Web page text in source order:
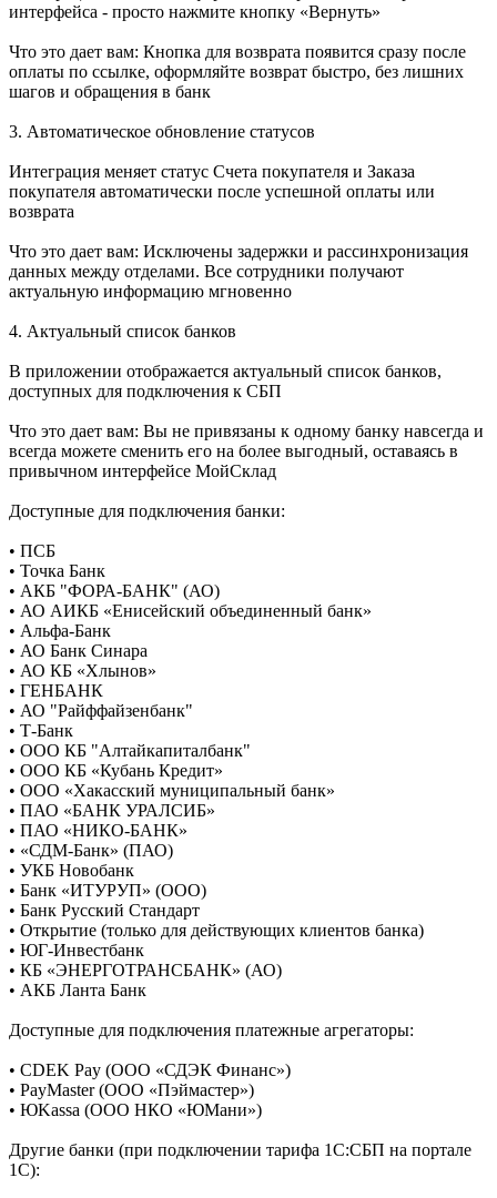
интерфейса - просто нажмите кнопку «Вернуть»
Что это дает вам: Кнопка для возврата появится сразу после
оплаты по ссылке, оформляйте возврат быстро, без лишних
шагов и обращения в банк
3. Автоматическое обновление статусов
Интеграция меняет статус Счета покупателя и Заказа
покупателя автоматически после успешной оплаты или
возврата
Что это дает вам: Исключены задержки и рассинхронизация
данных между отделами. Все сотрудники получают
актуальную информацию мгновенно
4. Актуальный список банков
В приложении отображается актуальный список банков,
доступных для подключения к СБП
Что это дает вам: Вы не привязаны к одному банку навсегда и
всегда можете сменить его на более выгодный, оставаясь в
привычном интерфейсе МойСклад
Доступные для подключения банки:
• ПСБ
• Точка Банк
• АКБ "ФОРА-БАНК" (АО)
• АО АИКБ «Енисейский объединенный банк»
• Альфа-Банк
• АО Банк Синара
• АО КБ «Хлынов»
• ГЕНБАНК
• АО "Райффайзенбанк"
• Т-Банк
• ООО КБ "Алтайкапиталбанк"
• ООО КБ «Кубань Кредит»
• ООО «Хакасский муниципальный банк»
• ПАО «БАНК УРАЛСИБ»
• ПАО «НИКО-БАНК»
• «СДМ-Банк» (ПАО)
• УКБ Новобанк
• Банк «ИТУРУП» (ООО)
• Банк Русский Стандарт
• Открытие (только для действующих клиентов банка)
• ЮГ-Инвестбанк
• КБ «ЭНЕРГОТРАНСБАНК» (АО)
• АКБ Ланта Банк
Доступные для подключения платежные агрегаторы:
• CDEK Pay (ООО «СДЭК Финанс»)
• PayMaster (ООО «Пэймастер»)
• ЮKassa (ООО НКО «ЮМани»)
Другие банки (при подключении тарифа 1С:СБП на портале
1С):